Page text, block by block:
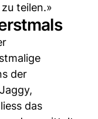
teilen.»
der
das